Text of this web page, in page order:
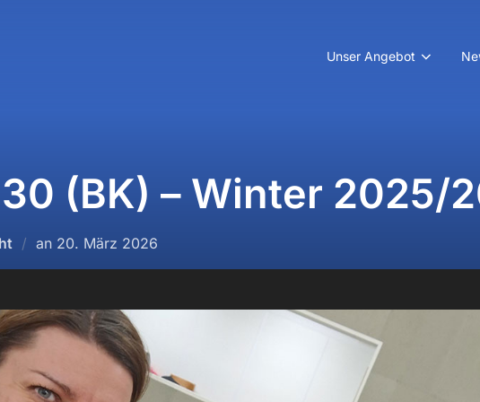
Unser Angebot
(BK) – Winter 2025/
an Veröffentlicht
am
20. März 2026